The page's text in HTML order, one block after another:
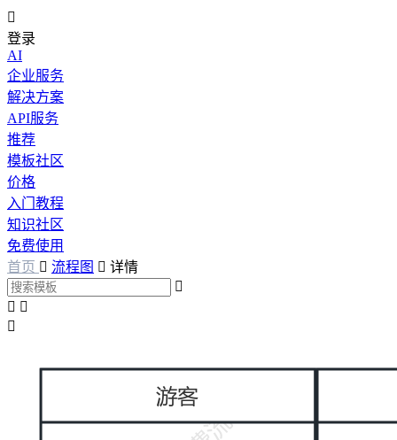

登录
AI
企业服务
解决方案
API服务
推荐
模板社区
价格
入门教程
知识社区
免费使用
首页  流程图  详情

 
